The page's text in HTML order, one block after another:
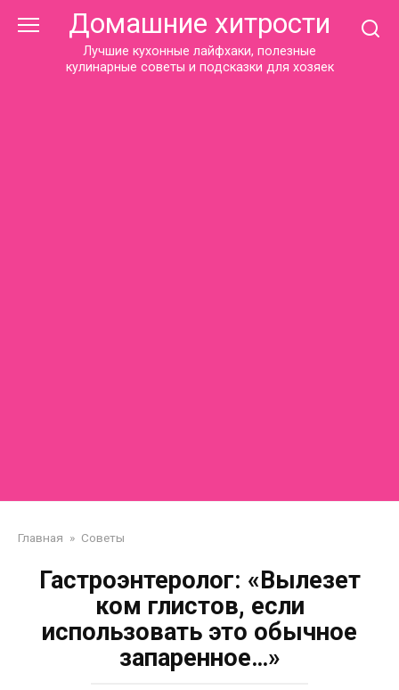
Домашние хитрости
Лучшие кухонные лайфхаки, полезные
кулинарные советы и подсказки для хозяек
Главная » Советы
Гастроэнтеролог: «Вылезет
ком глистов, если
использовать это обычное
запаренное…»